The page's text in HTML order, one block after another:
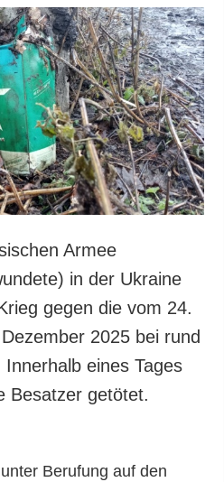
Armee
in der Ukraine
gegen die vom 24.
2025 bei rund
eines Tages
Besatzer getötet.
Berufung auf den